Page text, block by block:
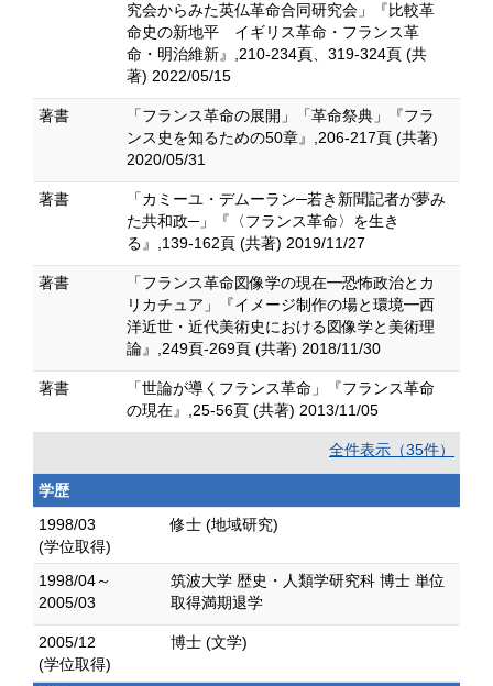
究会からみた英仏革命合同研究会」『比較革
命史の新地平 イギリス革命・フランス革
命・明治維新』,210-234頁、319-324頁 (共
著) 2022/05/15
著書
「フランス革命の展開」「革命祭典」『フラ
ンス史を知るための50章』,206-217頁 (共著)
2020/05/31
著書
「カミーユ・デムーラン─若き新聞記者が夢み
た共和政─」『〈フランス革命〉を生き
る』,139-162頁 (共著) 2019/11/27
著書
「フランス革命図像学の現在━恐怖政治とカ
リカチュア」『イメージ制作の場と環境━西
洋近世・近代美術史における図像学と美術理
論』,249頁-269頁 (共著) 2018/11/30
著書
「世論が導くフランス革命」『フランス革命
の現在』,25-56頁 (共著) 2013/11/05
全件表示（35件）
学歴
1998/03
(学位取得)
修士 (地域研究)
1998/04～
2005/03
筑波大学 歴史・人類学研究科 博士 単位
取得満期退学
2005/12
(学位取得)
博士 (文学)